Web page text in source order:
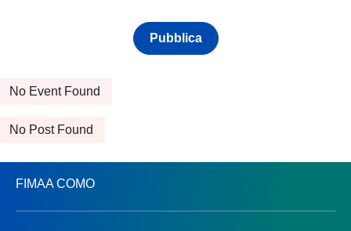
Pubblica
No Event Found
No Post Found
FIMAA COMO